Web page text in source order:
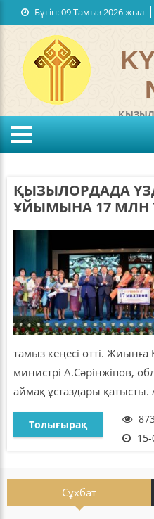
Бүгін:09 Тамыз 2026 жыл
Мемлекеттiк рәміздер
Қысым: мм
ҚЫЗЫЛОРДАДА
ҰЙЫМЫНА 17 МЛН
тамыз кеңесі өтті.
министрі А.Сәрінжіпов,
аймақ ұстаздары қатысты.
Толығырақ 873
Сұхбат